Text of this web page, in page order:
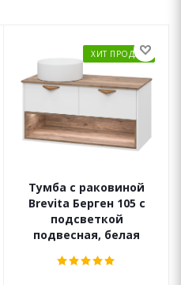
ХИТ ПРОДАЖ
Тумба с раковиной
Brevita Берген 105 с
подсветкой
подвесная, белая